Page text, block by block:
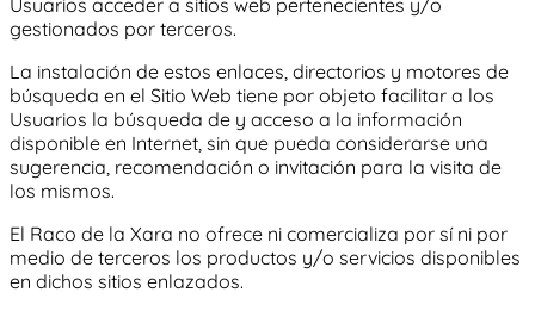
Usuarios acceder a sitios web pertenecientes y/o
gestionados por terceros.
La instalación de estos enlaces, directorios y motores de
búsqueda en el Sitio Web tiene por objeto facilitar a los
Usuarios la búsqueda de y acceso a la información
disponible en Internet, sin que pueda considerarse una
sugerencia, recomendación o invitación para la visita de
los mismos.
El Raco de la Xara no ofrece ni comercializa por sí ni por
medio de terceros los productos y/o servicios disponibles
en dichos sitios enlazados.